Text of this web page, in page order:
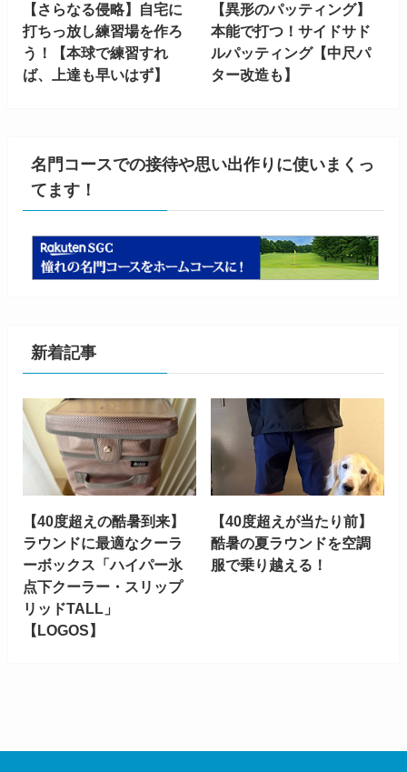
【さらなる侵略】自宅に
打ちっ放し練習場を作ろ
う！【本球で練習すれ
ば、上達も早いはず】
【異形のパッティング】
本能で打つ！サイドサド
ルパッティング【中尺パ
ター改造も】
名門コースでの接待や思い出作りに使いまくっ
てます！
新着記事
【40度超えの酷暑到来】
ラウンドに最適なクーラ
ーボックス「ハイパー氷
点下クーラー・スリップ
リッドTALL」
【LOGOS】
【40度超えが当たり前】
酷暑の夏ラウンドを空調
服で乗り越える！